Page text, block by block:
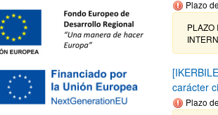
Plazo
carácter
Plazo